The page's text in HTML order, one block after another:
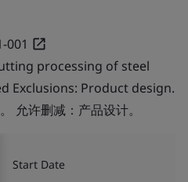
001
processing of steel
Exclusions: Product design.
允许删减：产品设计。
Start Date